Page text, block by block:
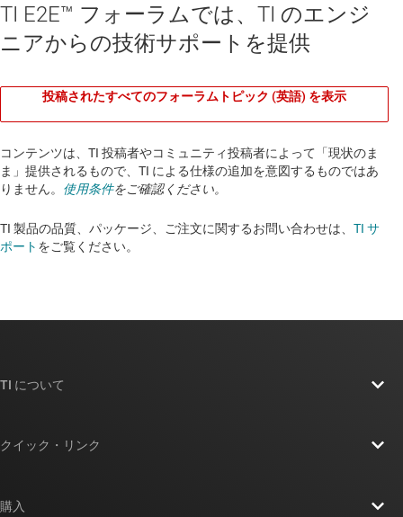
TI E2E™ フォーラムでは、TI のエンジ
ニアからの技術サポートを提供
投稿されたすべてのフォーラムトピック (英語) を表示
コンテンツは、TI 投稿者やコミュニティ投稿者によって「現状のま
ま」提供されるもので、TI による仕様の追加を意図するものではあ
りません。 使用条件をご確認ください。
TI 製品の品質、パッケージ、ご注文に関するお問い合わせは、 TI サ
ポート をご覧ください。​​​​​​​​​​​​​​
TI について
クイック・リンク
購入